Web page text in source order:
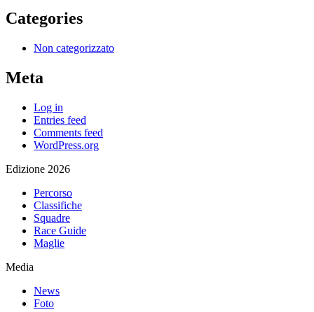
Categories
Non categorizzato
Meta
Log in
Entries feed
Comments feed
WordPress.org
Edizione 2026
Percorso
Classifiche
Squadre
Race Guide
Maglie
Media
News
Foto